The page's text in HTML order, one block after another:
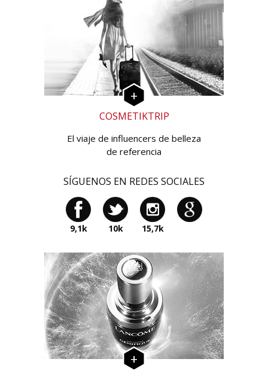
COSMETIKTRIP
El viaje de influencers de belleza
de referencia
SÍGUENOS EN REDES SOCIALES
9,1k 10k 15,7k